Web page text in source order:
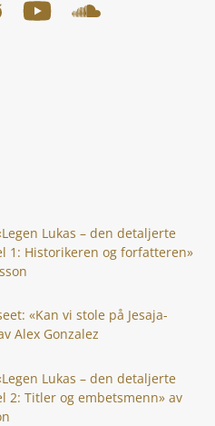
Lukas – den detaljerte
1: Historikeren og forfatteren»
«Kan vi stole på Jesaja-
Alex Gonzalez
Lukas – den detaljerte
2: Titler og embetsmenn» av